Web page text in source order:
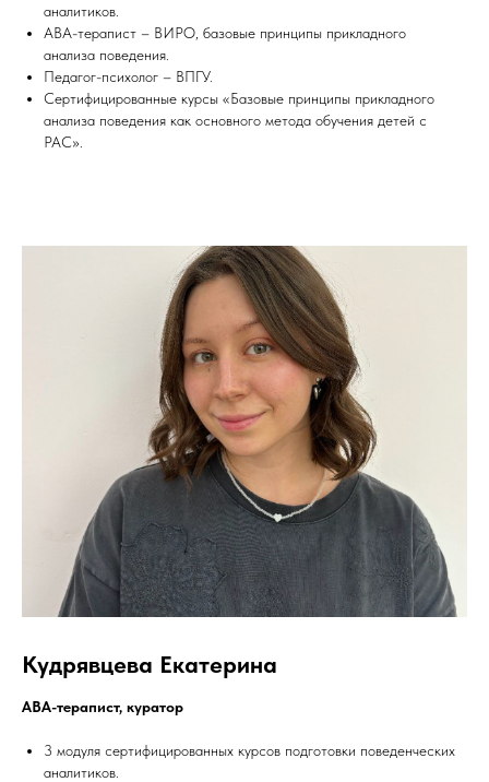
аналитиков.
АВА-терапист – ВИРО, базовые принципы прикладного
анализа поведения.
Педагог-психолог – ВПГУ.
Cертифицированные курсы «Базовые принципы прикладного
анализа поведения как основного метода обучения детей с
РАС».
Кудрявцева Екатерина
АВА-терапист, куратор
3 модуля сертифицированных курсов подготовки поведенческих
аналитиков.